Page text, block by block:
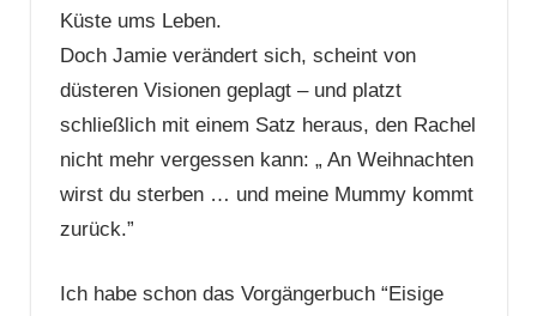
Küste ums Leben.
Doch Jamie verändert sich, scheint von
düsteren Visionen geplagt – und platzt
schließlich mit einem Satz heraus, den Rachel
nicht mehr vergessen kann: „ An Weihnachten
wirst du sterben … und meine Mummy kommt
zurück.”
Ich habe schon das Vorgängerbuch “Eisige